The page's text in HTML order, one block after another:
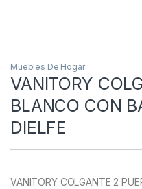
Muebles De Hogar
VANITORY
BLANCO CON
DIELFE
VANITORY COLGANTE 2